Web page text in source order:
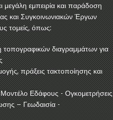
μεγάλη εμπειρία και παράδοση
και Συγκοινωνιακών Έργων
τομείς, όπως:
τοπογραφικών διαγραμμάτων για
πράξεις τακτοποίησης και
Εδάφους - Ογκομετρήσεις
– Γεωδαισία -